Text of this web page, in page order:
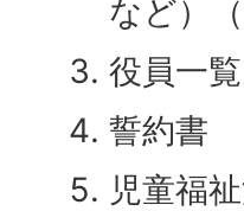
など）
役員一
誓約書
児童福